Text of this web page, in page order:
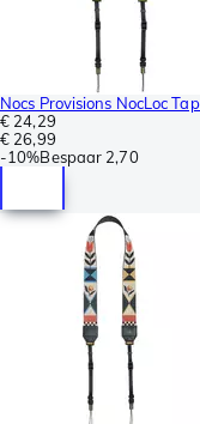
Nocs Provisions NocLoc
€ 24,29
€ 26,99
-10%Bespaar 2,70